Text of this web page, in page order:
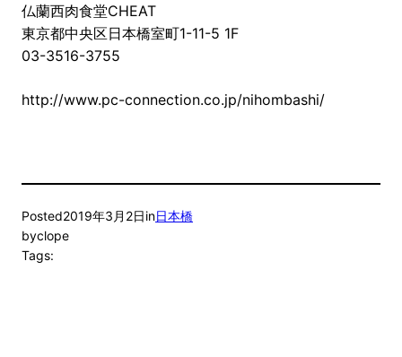
仏蘭西肉食堂CHEAT
東京都中央区日本橋室町1-11-5 1F
03-3516-3755
http://www.pc-connection.co.jp/nihombashi/
Posted2019年3月2日in日本橋
byclope
Tags: